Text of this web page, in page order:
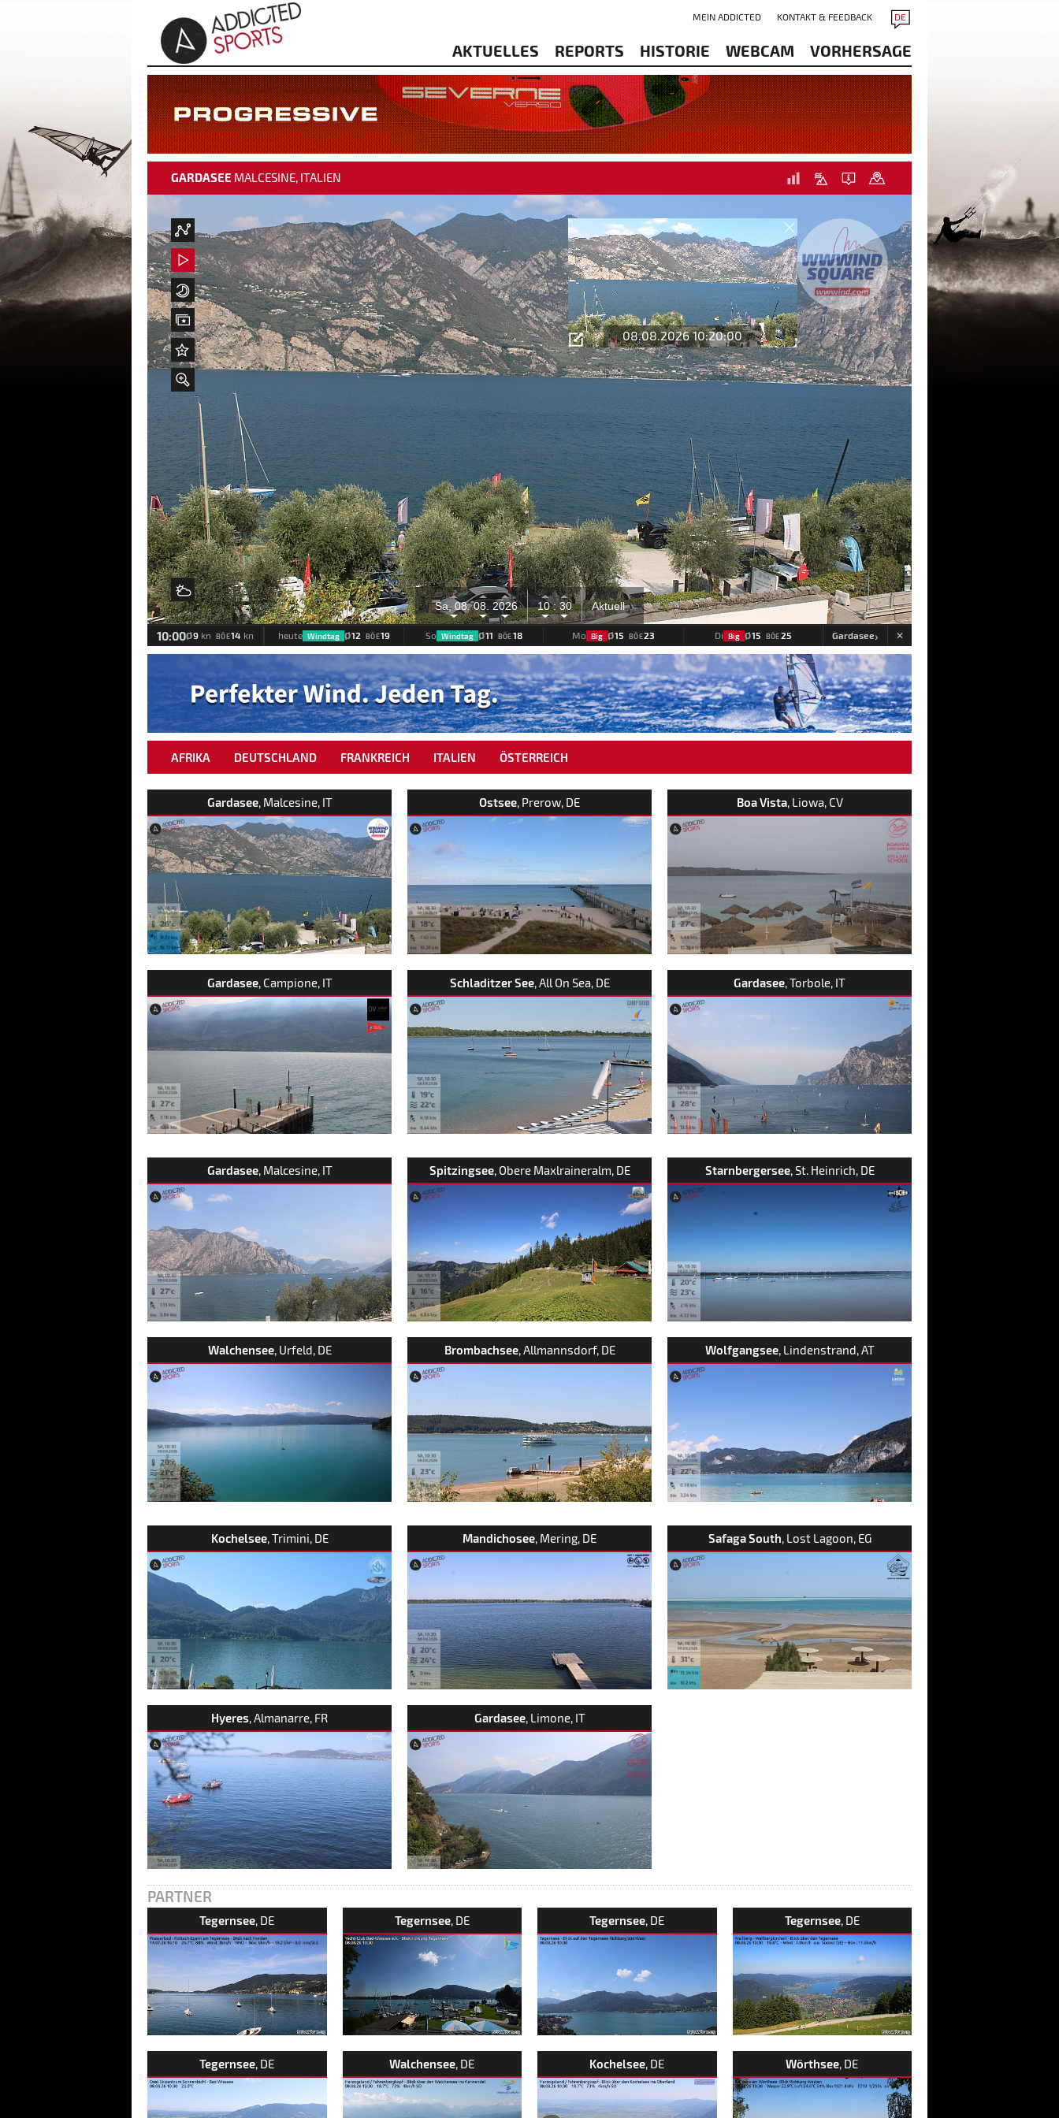
AKTUELLES REPORTS HISTORIE WEBCAM VORHERSAGE
MEIN ADDICTED KONTAKT & FEEDBACK DE
GARDASEE MALCESINE, ITALIEN
Sa, 08.08.2026 10 :30 Aktuell
Wetterdaten
Live Video aktivieren
Zeitraffer
Beste Bilder
Hinzufügen zu "Beste Bilder"
Infos zu WWWIND Square
Webcam Info
Meteomedia Föhndiagramm
Wind- & Wetter-Statistik
Zurück
Wetterdaten
Live Video aktivieren
Zeitraffer
Beste Bilder
Hinzufügen zu "Beste Bilder"
Wind & Wetter
08.08.2026 10:20:00
10:00Ø9 kn BÖE14 kn heute Windtag Ø12 BÖE19 So Windtag Ø11 BÖE18 Mo Big Ø15 BÖE23 Di Big Ø15 BÖE25 Gardasee›
AFRIKA DEUTSCHLAND FRANKREICH ITALIEN ÖSTERREICH
Gardasee, Malcesine, IT Ostsee, Prerow, DE Boa Vista, Liowa, CV
Gardasee, Campione, IT Schladitzer See, All On Sea, DE Gardasee , Torbole, IT
Gardasee, Malcesine, IT Spitzingsee, Obere Maxlraineralm, DE Starnbergersee, St. Heinrich, DE
Walchensee, Urfeld, DE Brombachsee, Allmannsdorf, DE Wolfgangsee, Lindenstrand, AT
Kochelsee, Trimini, DE Mandichosee, Mering, DE Safaga South, Lost Lagoon, EG
Hyeres, Almanarre, FR Gardasee, Limone, IT
PARTNER
Tegernsee, DE Tegernsee, DE Tegernsee, DE Tegernsee, DE
Tegernsee, DE Walchensee, DE Kochelsee, DE Wörthsee, DE